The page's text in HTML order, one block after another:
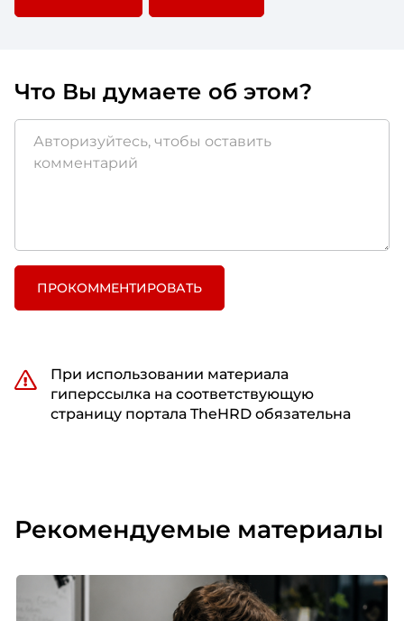
Что Вы думаете об этом?
ПРОКОММЕНТИРОВАТЬ
При использовании материала
гиперссылка на соответствующую
страницу портала TheHRD обязательна
Рекомендуемые материалы